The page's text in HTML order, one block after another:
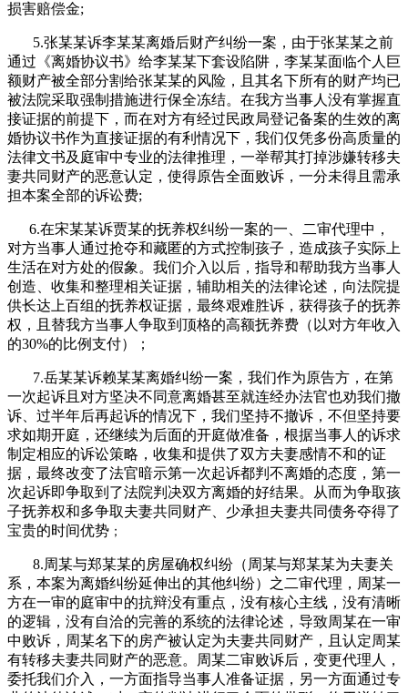
损害赔偿金;
5.张某某诉李某某离婚后财产纠纷一案，由于张某某之前
通过《离婚协议书》给李某某下套设陷阱，李某某面临个人巨
额财产被全部分割给张某某的风险，且其名下所有的财产均已
被法院采取强制措施进行保全冻结。在我方当事人没有掌握直
接证据的前提下，而在对方有经过民政局登记备案的生效的离
婚协议书作为直接证据的有利情况下，我们仅凭多份高质量的
法律文书及庭审中专业的法律推理，一举帮其打掉涉嫌转移夫
妻共同财产的恶意认定，使得原告全面败诉，一分未得且需承
担本案全部的诉讼费;
6.在宋某某诉贾某的抚养权纠纷一案的一、二审代理中，
对方当事人通过抢夺和藏匿的方式控制孩子，造成孩子实际上
生活在对方处的假象。我们介入以后，指导和帮助我方当事人
创造、收集和整理相关证据，辅助相关的法律论述，向法院提
供长达上百组的抚养权证据，最终艰难胜诉，获得孩子的抚养
权，且替我方当事人争取到顶格的高额抚养费（以对方年收入
的30%的比例支付）；
7.岳某某诉赖某某离婚纠纷一案，我们作为原告方，在第
一次起诉且对方坚决不同意离婚甚至就连经办法官也劝我们撤
诉、过半年后再起诉的情况下，我们坚持不撤诉，不但坚持要
求如期开庭，还继续为后面的开庭做准备，根据当事人的诉求
制定相应的诉讼策略，收集和提供了双方夫妻感情不和的证
据，最终改变了法官暗示第一次起诉都判不离婚的态度，第一
次起诉即争取到了法院判决双方离婚的好结果。从而为争取孩
子抚养权和多争取夫妻共同财产、少承担夫妻共同债务夺得了
宝贵的时间优势 ；
8.周某与郑某某的房屋确权纠纷（周某与郑某某为夫妻关
系，本案为离婚纠纷延伸出的其他纠纷）之二审代理，周某一
方在一审的庭审中的抗辩没有重点，没有核心主线，没有清晰
的逻辑，没有自洽的完善的系统的法律论述，导致周某在一审
中败诉，周某名下的房产被认定为夫妻共同财产，且认定周某
有转移夫妻共同财产的恶意。周某二审败诉后，变更代理人，
委托我们介入，一方面指导当事人准备证据，另一方面通过专